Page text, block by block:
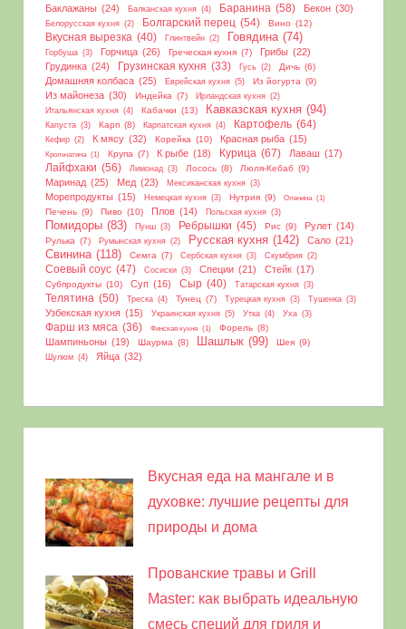
Баклажаны (24) Балканская кухня (4) Баранина (58) Бекон (30)
Белорусская кухня (2) Болгарский перец (54) Вино (12)
Вкусная вырезка (40) Глинтвейн (2) Говядина (74)
Горбуша (3) Горчица (26) Греческая кухня (7) Грибы (22)
Грудинка (24) Грузинская кухня (33) Гусь (2) Дичь (6)
Домашняя колбаса (25) Еврейская кухня (5) Из йогурта (9)
Из майонеза (30) Индейка (7) Ирландская кухня (2)
Итальянская кухня (4) Кабачки (13) Кавказская кухня (94)
Капуста (3) Карп (8) Карпатская кухня (4) Картофель (64)
Кефир (2) К мясу (32) Корейка (10) Красная рыба (15)
Крольчатина (1) Крупа (7) К рыбе (18) Курица (67) Лаваш (17)
Лайфхаки (56) Лимонад (3) Лосось (8) Люля-Кебаб (9)
Маринад (25) Мед (23) Мексиканская кухня (3)
Морепродукты (15) Немецкая кухня (3) Нутрия (9) Оленина (1)
Печень (9) Пиво (10) Плов (14) Польская кухня (3)
Помидоры (83) Пунш (3) Ребрышки (45) Рис (9) Рулет (14)
Рулька (7) Румынская кухня (2) Русская кухня (142) Сало (21)
Свинина (118) Семга (7) Сербская кухня (3) Скумбрия (2)
Соевый соус (47) Сосиски (3) Специи (21) Стейк (17)
Субпродукты (10) Суп (16) Сыр (40) Татарская кухня (3)
Телятина (50) Треска (4) Тунец (7) Турецкая кухня (3) Тушенка (3)
Узбекская кухня (15) Украинская кухня (5) Утка (4) Уха (3)
Фарш из мяса (36) Финская кухня (1) Форель (8)
Шампиньоны (19) Шаурма (8) Шашлык (99) Шея (9)
Шулюм (4) Яйца (32)
Вкусная еда на мангале и в
духовке: лучшие рецепты для
природы и дома
Прованские травы и Grill
Master: как выбрать идеальную
смесь специй для гриля и